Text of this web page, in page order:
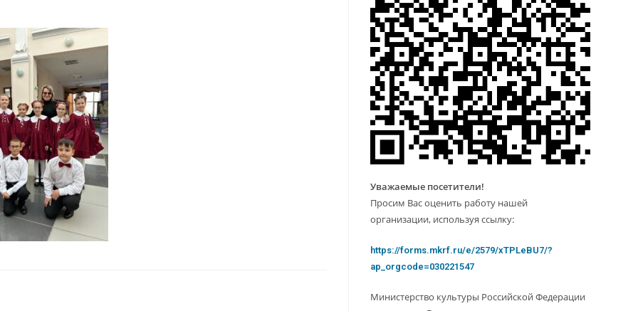
Уважаемые посетители!
Просим Вас оценить работу нашей
организации, используя ссылку:
https://forms.mkrf.ru/e/2579/xTPLeBU7/?
ap_orgcode=030221547
Министерство культуры Российской Федерации